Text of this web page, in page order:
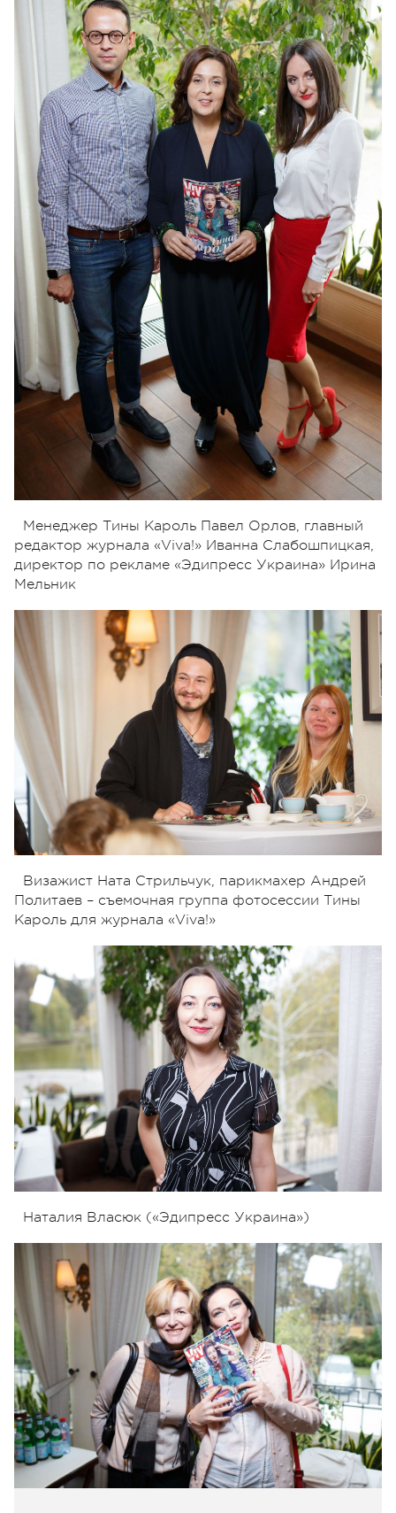
Менеджер Тины Кароль Павел Орлов, главный
редактор журнала «Viva!» Иванна Слабошпицкая,
директор по рекламе «Эдипресс Украина» Ирина
Мельник
Визажист Ната Стрильчук, парикмахер Андрей
Политаев – съемочная группа фотосессии Тины
Кароль для журнала «Viva!»
Наталия Власюк («Эдипресс Украина»)